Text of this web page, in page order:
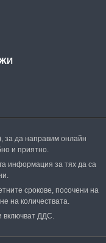
за да направим онлайн
и приятно.
информация за тях да са
срокове, посочени на
на количествата.
включват ДДС.